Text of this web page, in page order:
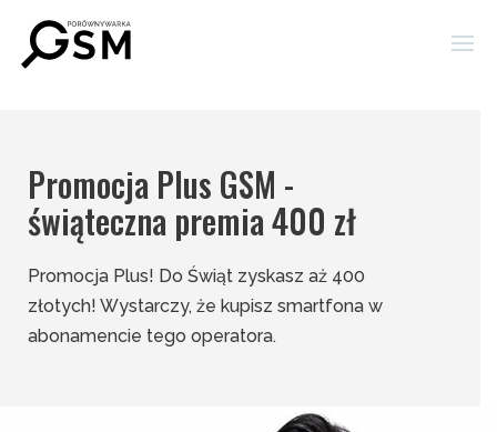
Promocja Plus GSM -
świąteczna premia 400 zł
Promocja Plus! Do Świąt zyskasz aż 400
złotych! Wystarczy, że kupisz smartfona w
abonamencie tego operatora.